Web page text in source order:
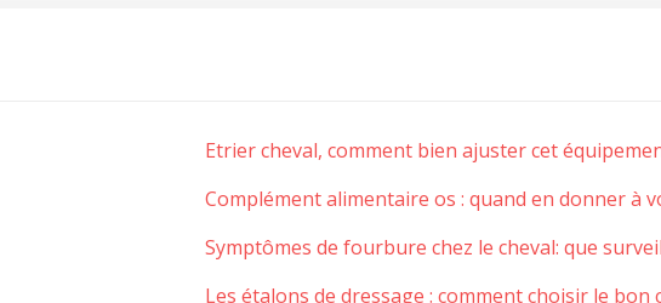
Etrier cheval, comment bien ajuster cet
Complément alimentaire os : quand en donner à
Symptômes de fourbure chez le cheval: que
Les étalons de dressage : comment choisir le bon